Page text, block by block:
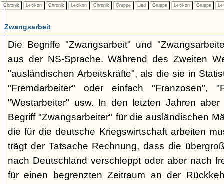
Chronik Lexikon Chronik Lexikon Chronik Gruppe Lied Gruppe Lexikon Gruppe
Zwangsarbeit
Die Begriffe "Zwangsarbeit" und
aus der NS-Sprache. Während des Zweiten
"ausländischen Arbeitskräfte", als die sie in
"Fremdarbeiter" oder einfach "Franzosen",
"Westarbeiter" usw. In den letzten Jahren
Begriff "Zwangsarbeiter" für die ausländischen
die für die deutsche Kriegswirtschaft arbeiten
trägt der Tatsache Rechnung, dass die
nach Deutschland verschleppt oder aber nach
für einen begrenzten Zeitraum an der